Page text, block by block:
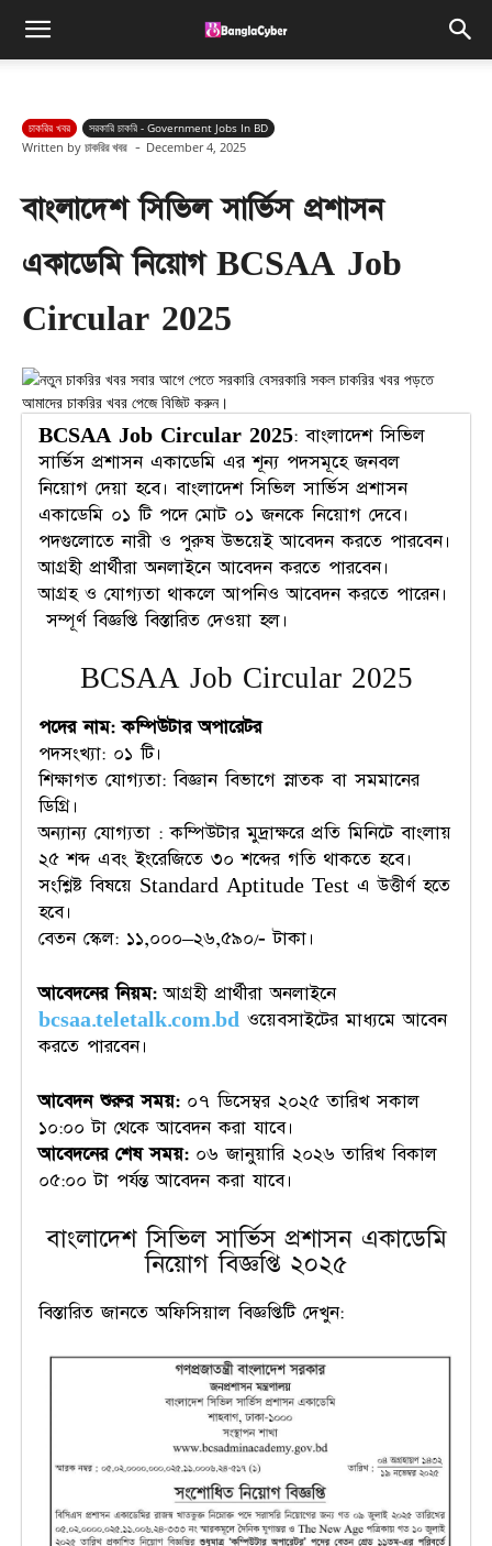
চাকরির খবর সরকারি চাকরি - Government Jobs In BD
Written by চাকরির খবর - December 4, 2025
বাংলাদেশ সিভিল সার্ভিস প্রশাসন
একাডেমি নিয়োগ BCSAA Job
Circular 2025
BCSAA Job Circular 2025: বাংলাদেশ সিভিল
সার্ভিস প্রশাসন একাডেমি এর শূন্য পদসমূহে জনবল
নিয়োগ দেয়া হবে। বাংলাদেশ সিভিল সার্ভিস প্রশাসন
একাডেমি ০১ টি পদে মোট ০১ জনকে নিয়োগ দেবে।
পদগুলোতে নারী ও পুরুষ উভয়েই আবেদন করতে পারবেন।
আগ্রহী প্রার্থীরা অনলাইনে আবেদন করতে পারবেন।
আগ্রহ ও যোগ্যতা থাকলে আপনিও আবেদন করতে পারেন।
সম্পূর্ণ বিজ্ঞপ্তি বিস্তারিত দেওয়া হল।
BCSAA Job Circular 2025
পদের নাম:কম্পিউটার অপারেটর
পদসংখ্যা: ০১ টি।
শিক্ষাগত যোগ্যতা: বিজ্ঞান বিভাগে স্নাতক বা সমমানের
ডিগ্রি।
অন্যান্য যোগ্যতা : কম্পিউটার মুদ্রাক্ষরে প্রতি মিনিটে বাংলায়
২৫ শব্দ এবং ইংরেজিতে ৩০ শব্দের গতি থাকতে হবে।
সংশ্লিষ্ট বিষয়ে Standard Aptitude Test এ উত্তীর্ণ হতে
হবে।
বেতন স্কেল: ১১,০০০–২৬,৫৯০/- টাকা।
আবেদনের নিয়ম:আগ্রহী প্রার্থীরা অনলাইনে
bcsaa.teletalk.com.bd ওয়েবসাইটের মাধ্যমে আবেন
করতে পারবেন।
আবেদন শুরুর সময়:০৭ ডিসেম্বর ২০২৫ তারিখ সকাল
১০:০০ টা থেকে আবেদন করা যাবে।
আবেদনের শেষ সময়:০৬ জানুয়ারি ২০২৬ তারিখ বিকাল
০৫:০০ টা পর্যন্ত আবেদন করা যাবে।
বাংলাদেশ সিভিল সার্ভিস প্রশাসন একাডেমি
নিয়োগ বিজ্ঞপ্তি ২০২৫
বিস্তারিত জানতে অফিসিয়াল বিজ্ঞপ্তিটি দেখুন: